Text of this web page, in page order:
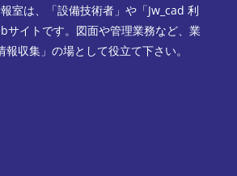
室は、「設備技術者」や「Jw_cad 利
サイトです。図面や管理業務など、業
収集」の場として役立て下さい。